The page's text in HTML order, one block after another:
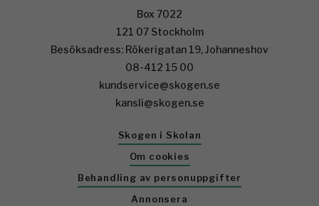
Box 7022
121 07 Stockholm
Besöksadress: Rökerigatan 19, Johanneshov
08-412 15 00
kundservice@skogen.se
kansli@skogen.se
Skogen i Skolan
Om cookies
Behandling av personuppgifter
Annonsera